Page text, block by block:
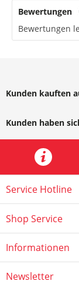
Bewertungen
Bewertungen
Kunden kauften
Kunden haben
Service Hotline
Shop Service
Informationen
Newsletter